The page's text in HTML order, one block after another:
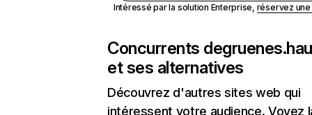
Intéressé par la solution Enterprise, réservez
Concurrents de
et ses alternatives
Découvrez d'autres sites web qui
intéressent votre audience. Voyez